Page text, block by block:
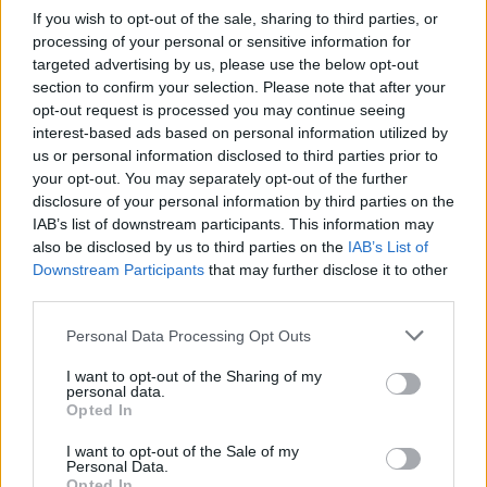
If you wish to opt-out of the sale, sharing to third parties, or
processing of your personal or sensitive information for
targeted advertising by us, please use the below opt-out
section to confirm your selection. Please note that after your
opt-out request is processed you may continue seeing
interest-based ads based on personal information utilized by
us or personal information disclosed to third parties prior to
your opt-out. You may separately opt-out of the further
disclosure of your personal information by third parties on the
IAB’s list of downstream participants. This information may
also be disclosed by us to third parties on the IAB’s List of
Downstream Participants that may further disclose it to other
Personal Data Processing Opt Outs
I want to opt-out of the Sharing of my
personal data.
Opted In
I want to opt-out of the Sale of my
Personal Data.
brillance et créer une barrière contre la saleté.
Précautions à prendre lors du
nettoyage
Bien que cette méthode soit naturelle et douce, il
convient de respecter certaines précautions :
Ne pas frotter trop vigoureusement pour éviter
de rayer la surface en inox.
Tester le mélange sur une petite zone peu visible
pour s’assurer qu’il n’y ait pas de réaction
indésirable.
Ne pas laisser le citron et le sel poser trop
longtemps pour éviter toute corrosion ou
décoloration.
Autres astuces naturelles pour